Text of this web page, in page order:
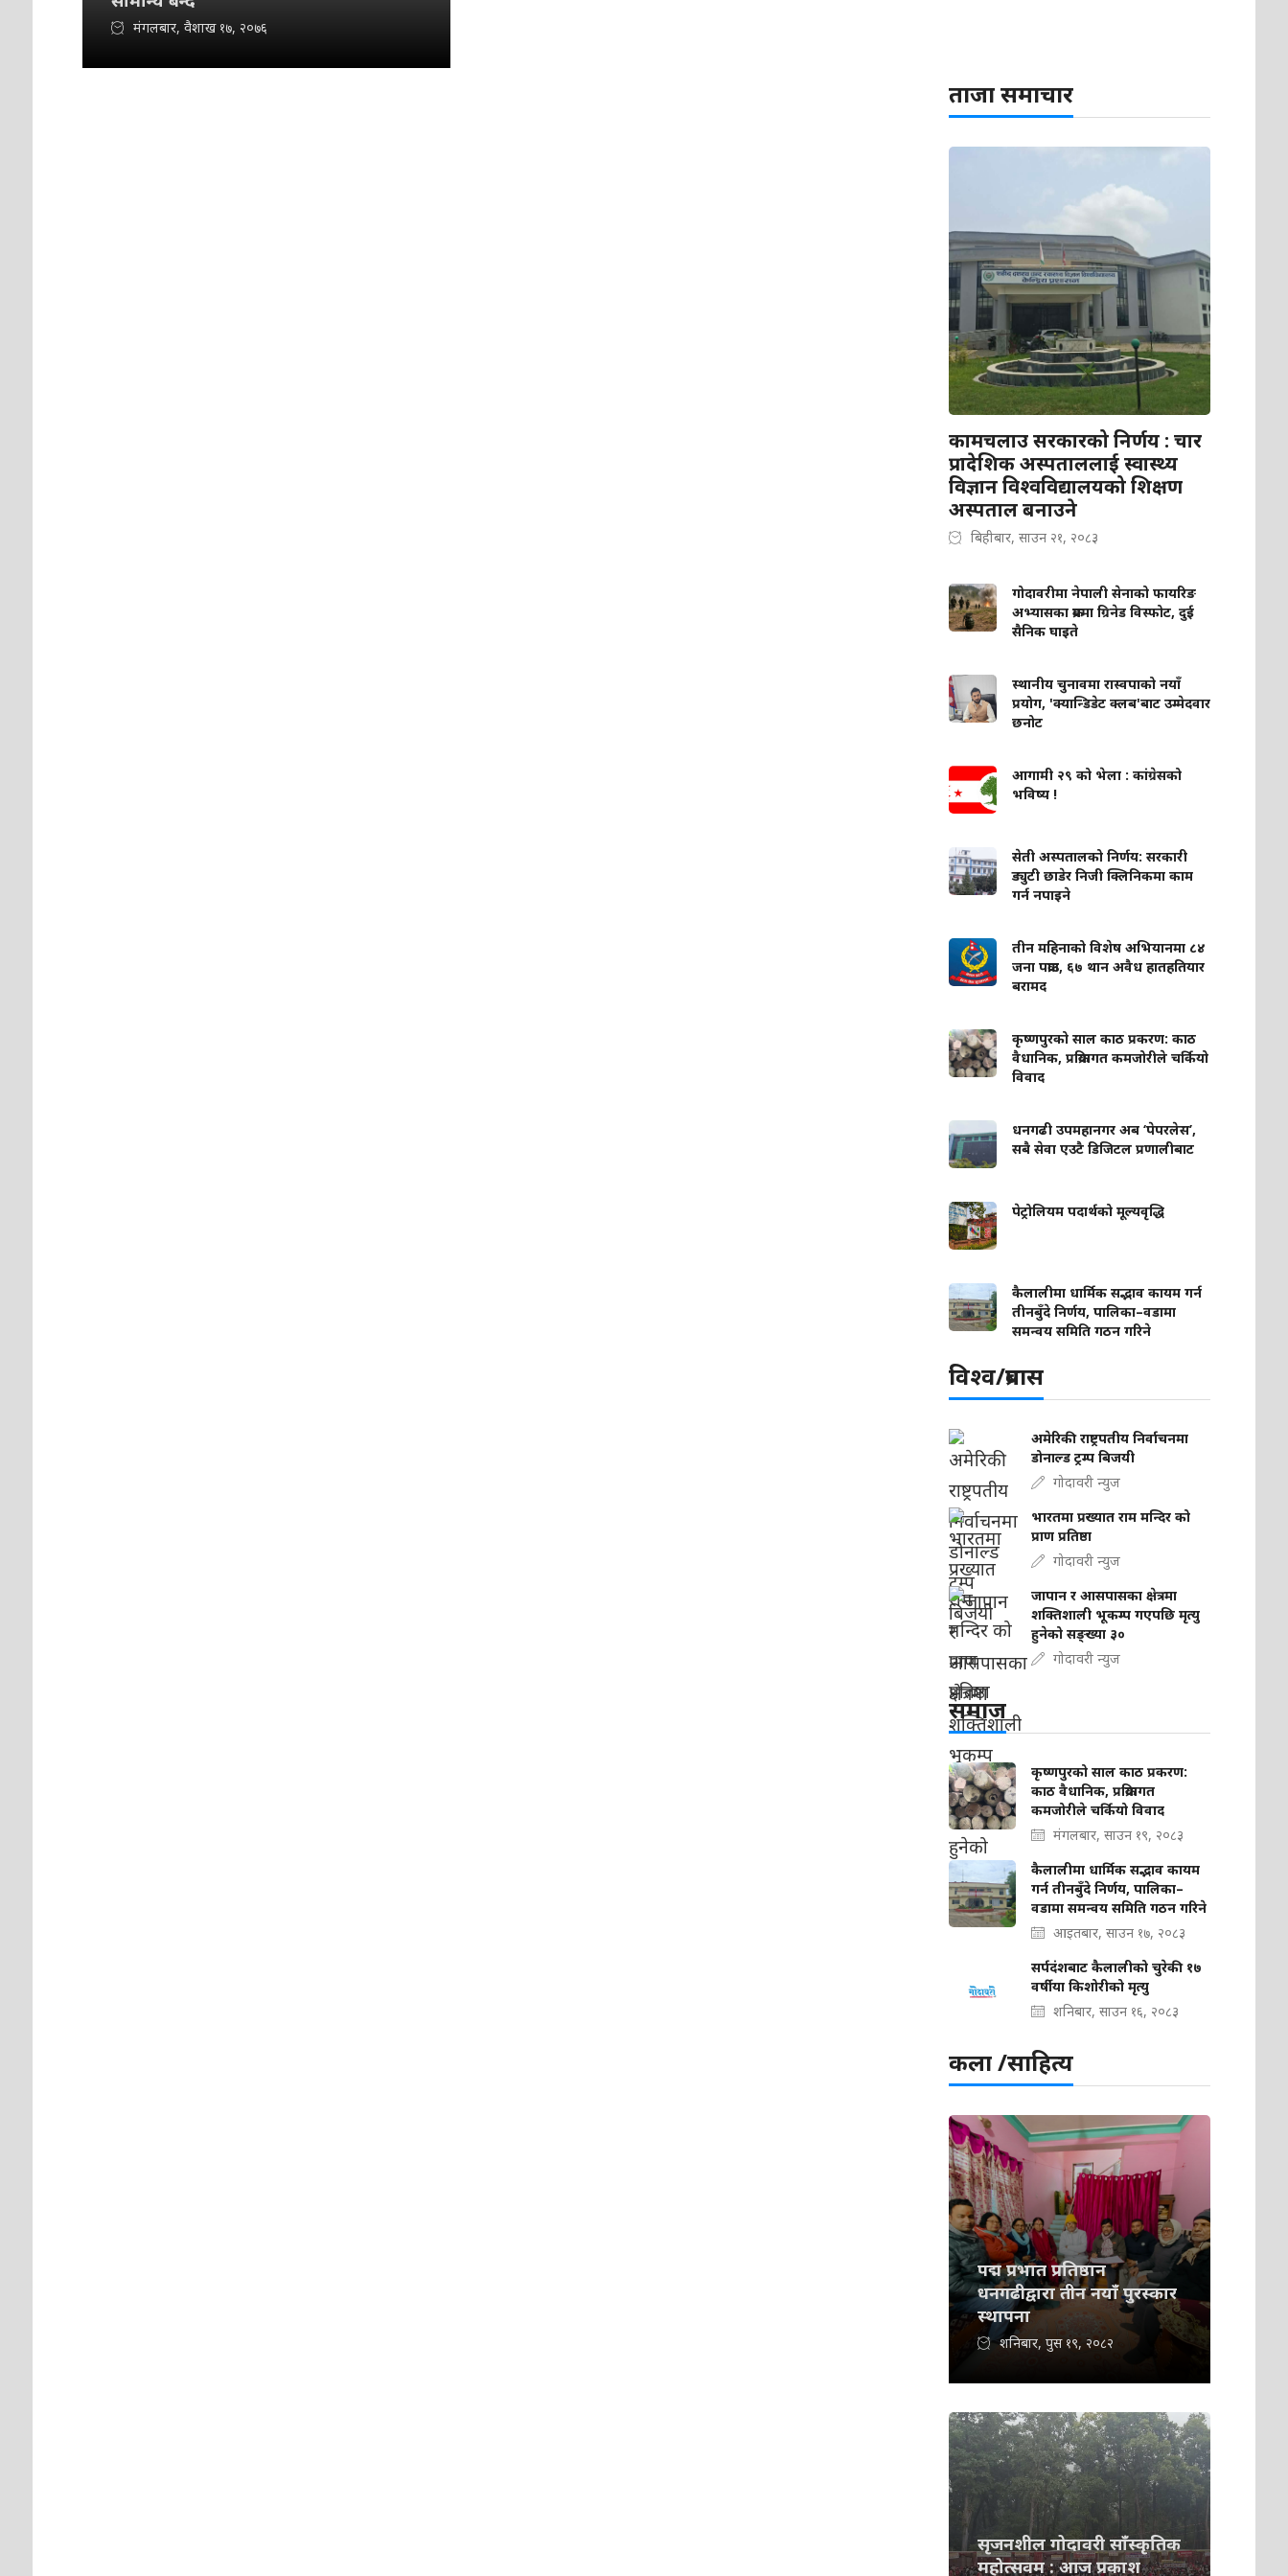
मंगलबार, वैशाख १७, २०७६
ताजा समाचार
कामचलाउ सरकारको निर्णय : चार
प्रादेशिक अस्पताललाई स्वास्थ्य
विज्ञान विश्वविद्यालयको शिक्षण
अस्पताल बनाउने
बिहीबार, साउन २१, २०८३
गोदावरीमा नेपाली सेनाको फायरिङ
अभ्यासका क्रममा ग्रिनेड विस्फोट, दुई
सैनिक घाइते
स्थानीय चुनावमा रास्वपाको नयाँ
प्रयोग, 'क्यान्डिडेट क्लब'बाट उम्मेदवार
छनोट
आगामी २९ को भेला : कांग्रेसको
भविष्य !
सेती अस्पतालको निर्णय: सरकारी
ड्युटी छाडेर निजी क्लिनिकमा काम
गर्न नपाइने
तीन महिनाको विशेष अभियानमा ८४
जना पक्राउ, ६७ थान अवैध हातहतियार
बरामद
कृष्णपुरको साल काठ प्रकरण: काठ
वैधानिक, प्रक्रियागत कमजोरीले चर्कियो
विवाद
धनगढी उपमहानगर अब ‘पेपरलेस’,
सबै सेवा एउटै डिजिटल प्रणालीबाट
पेट्रोलियम पदार्थको मूल्यवृद्धि
कैलालीमा धार्मिक सद्भाव कायम गर्न
तीनबुँदे निर्णय, पालिका–वडामा
समन्वय समिति गठन गरिने
विश्व/प्रबास
अमेरिकी राष्ट्रपतीय निर्वाचनमा
डोनाल्ड ट्रम्प बिजयी
गोदावरी न्युज
भारतमा प्रख्यात राम मन्दिर को
प्राण प्रतिष्ठा
गोदावरी न्युज
जापान र आसपासका क्षेत्रमा
शक्तिशाली भूकम्प गएपछि मृत्यु
हुनेको सङ्ख्या ३०
गोदावरी न्युज
समाज
कृष्णपुरको साल काठ प्रकरण:
काठ वैधानिक, प्रक्रियागत
कमजोरीले चर्कियो विवाद
मंगलबार, साउन १९, २०८३
कैलालीमा धार्मिक सद्भाव कायम
गर्न तीनबुँदे निर्णय, पालिका–
वडामा समन्वय समिति गठन गरिने
आइतबार, साउन १७, २०८३
सर्पदंशबाट कैलालीको चुरेकी १७
वर्षीया किशोरीको मृत्यु
शनिबार, साउन १६, २०८३
कला /साहित्य
पद्म प्रभात प्रतिष्ठान
धनगढीद्वारा तीन नयाँ पुरस्कार
स्थापना
शनिबार, पुस १९, २०८२
सृजनशील गोदावरी साँस्कृतिक
महोत्सवम : आज प्रकाश